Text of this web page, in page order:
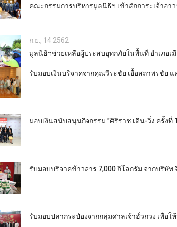
คณะกรรมการบริหารมูลนิธิฯ เข้าสักการะเจ้าอา
ก.ย., 14 2562
มูลนิธิฯช่วยเหลือผู้ประสบอุทกภัยในพื้นที่ อำเภอ
รับมอบเงินบริจาคจากคุณวีระชัย เอื้อสถาพรชัย
มอบเงินสนับสนุนกิจกรรม "ศิริราช เดิน-วิ่ง ครั้ง
รับมอบบริจาคข้าวสาร 7,000 กิโลกรัม จากบริษั
รับมอบปลากระป๋องจากกลุ่มศาลเจ้าฮั่วกวง เพื่